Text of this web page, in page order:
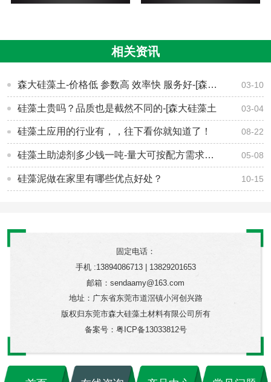
相关资讯
森大硅藻土-价格低 参数高 效率快 服务好-[森大硅藻土] 03-10
硅藻土贵吗？品质也是截然不同的-[森大硅藻土 03-04
硅藻土应用的行业有，，往下看你就知道了！ 08-22
硅藻土助滤剂多少钱一吨-量大可按配方需求定制生产-[森大硅藻土] 05-08
硅藻泥做在家里有哪些优点好处？ 10-15
固定电话：
手机 :13894086713 | 13829201653
邮箱：sendaamy@163.com
地址：广东省东莞市道滘镇小河创兴路
版权归东莞市森大硅藻土材料有限公司所有
备案号： 粤ICP备13033812号